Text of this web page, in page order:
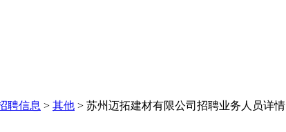
聘信息 > 其他 > 苏州迈拓建材有限公司招聘业务人员详情